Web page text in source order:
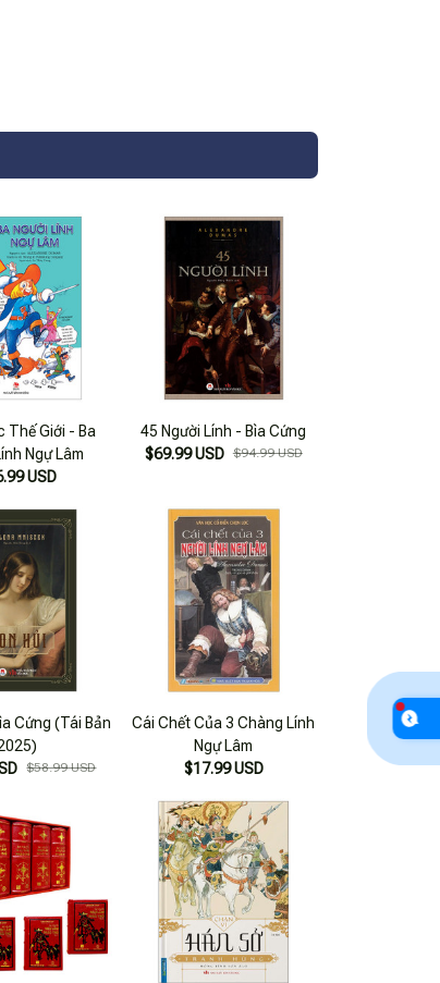
Thế Giới - Ba
Ngự Lâm
USD
45 Người Lính - Bìa Cứng
$69.99 USD $94.99 USD
Cứng (Tái Bản
$58.99 USD
Cái Chết Của 3 Chàng Lính
Ngự Lâm
$17.99 USD